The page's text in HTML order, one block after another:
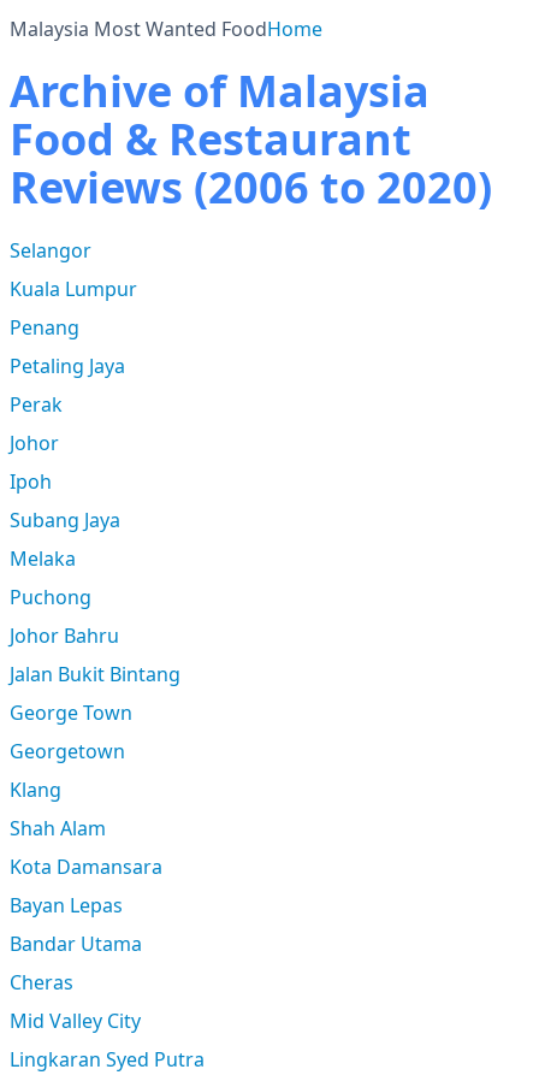
Malaysia Most Wanted FoodHome
Archive of Malaysia
Food & Restaurant
Reviews (2006 to 2020)
Selangor
Kuala Lumpur
Penang
Petaling Jaya
Perak
Johor
Ipoh
Subang Jaya
Melaka
Puchong
Johor Bahru
Jalan Bukit Bintang
George Town
Georgetown
Klang
Shah Alam
Kota Damansara
Bayan Lepas
Bandar Utama
Cheras
Mid Valley City
Lingkaran Syed Putra